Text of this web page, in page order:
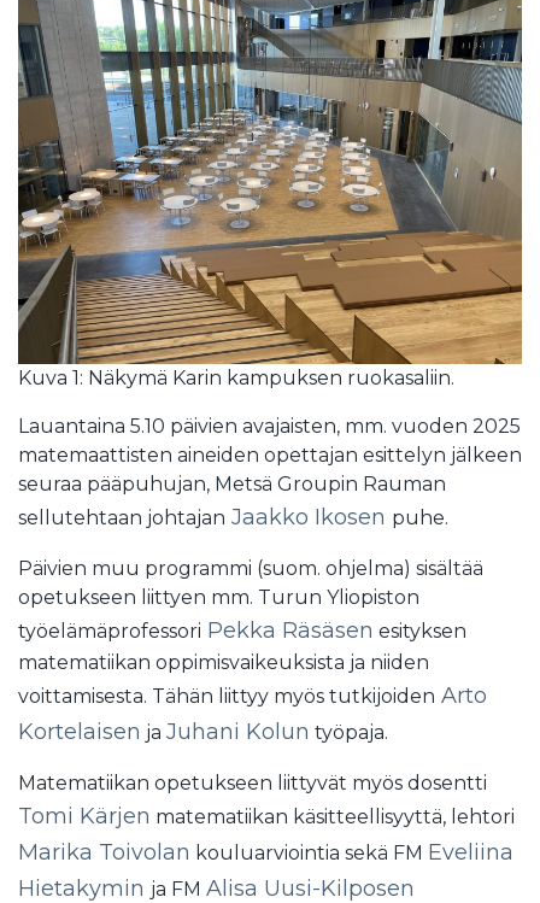
Kuva 1: Näkymä Karin kampuksen ruokasaliin.
Lauantaina 5.10 päivien avajaisten, mm. vuoden 2025
matemaattisten aineiden opettajan esittelyn jälkeen
seuraa pääpuhujan, Metsä Groupin Rauman
sellutehtaan johtajan Jaakko Ikosen puhe.
Päivien muu programmi (suom. ohjelma) sisältää
opetukseen liittyen mm. Turun Yliopiston
työelämäprofessori Pekka Räsäsen esityksen
matematiikan oppimisvaikeuksista ja niiden
voittamisesta. Tähän liittyy myös tutkijoiden Arto
Kortelaisen ja Juhani Kolun työpaja.
Matematiikan opetukseen liittyvät myös dosentti
Tomi Kärjen matematiikan käsitteellisyyttä, lehtori
Marika Toivolan kouluarviointia sekä FM Eveliina
Hietakymin ja FM Alisa Uusi-Kilposen